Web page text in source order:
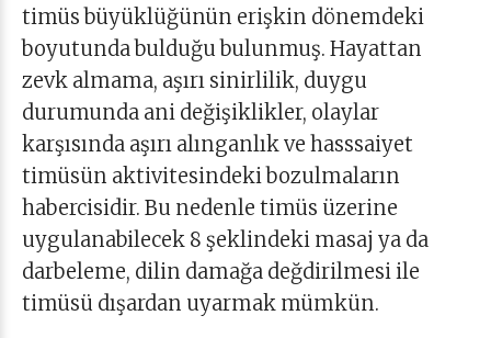
timüs büyüklüğünün erişkin dönemdeki
boyutunda bulduğu bulunmuş. Hayattan
zevk almama, aşırı sinirlilik, duygu
durumunda ani değişiklikler, olaylar
karşısında aşırı alınganlık ve hasssaiyet
timüsün aktivitesindeki bozulmaların
habercisidir. Bu nedenle timüs üzerine
uygulanabilecek 8 şeklindeki masaj ya da
darbeleme, dilin damağa değdirilmesi ile
timüsü dışardan uyarmak mümkün.